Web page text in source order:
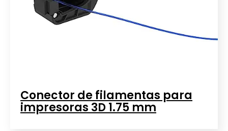
Conector de filamentas para
impresoras 3D 1.75 mm